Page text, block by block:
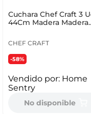
Cuchara Chef Craft 3
44Cm Madera Madera
CHEF CRAFT
-58%
Vendido por: Home
Sentry
No disponible